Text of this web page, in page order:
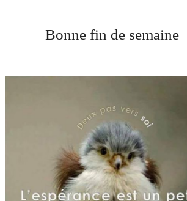
Bonne fin de semaine